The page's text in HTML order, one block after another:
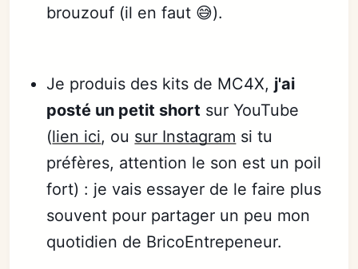
brouzouf (il en faut 😅).
Je produis des kits de MC4X, j'ai
posté un petit short sur YouTube
(lien ici, ou sur Instagram si tu
préfères, attention le son est un poil
fort) : je vais essayer de le faire plus
souvent pour partager un peu mon
quotidien de BricoEntrepeneur.